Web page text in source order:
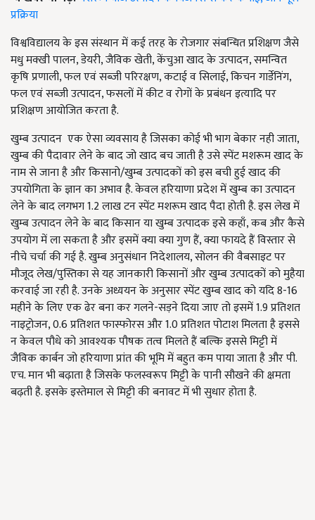
प्रक्रिया
विश्वविद्यालय के इस संस्थान में कई तरह के रोजगार संबन्धित प्रशिक्षण जैसे
मधु मक्खी पालन, डेयरी, जैविक खेती, केंचुआ खाद के उत्पादन, समन्वित
कृषि प्रणाली, फल एवं सब्जी परिरक्षण, कटाई व सिलाई, किचन गार्डेनिंग,
फल एवं सब्जी उत्पादन, फसलों में कीट व रोगों के प्रबंधन इत्यादि पर
प्रशिक्षण आयोजित करता है.
खुम्ब उत्पादन एक ऐसा व्यवसाय है जिसका कोई भी भाग बेकार नही जाता,
खुम्ब की पैदावार लेने के बाद जो खाद बच जाती है उसे स्पेंट मशरूम खाद के
नाम से जाना है और किसानो/खुम्ब उत्पादकों को इस बची हुई खाद की
उपयोगिता के ज्ञान का अभाव है. केवल हरियाणा प्रदेश में खुम्ब का उत्पादन
लेने के बाद लगभग 1.2 लाख टन स्पेंट मशरूम खाद पैदा होती है. इस लेख में
खुम्ब उत्पादन लेने के बाद किसान या खुम्ब उत्पादक इसे कहाँ, कब और कैसे
उपयोग में ला सकता है और इसमें क्या क्या गुण हैं, क्या फायदे हैं विस्तार से
नीचे चर्चा की गई है. खुम्ब अनुसंधान निदेशालय, सोलन की वैबसाइट पर
मौजूद लेख/पुस्तिका से यह जानकारी किसानों और खुम्ब उत्पादकों को मुहैया
करवाई जा रही है. उनके अध्ययन के अनुसार स्पेंट खुम्ब खाद को यदि 8-16
महीने के लिए एक ढेर बना कर गलने-सड़ने दिया जाए तो इसमें 1.9 प्रतिशत
नाइट्रोजन, 0.6 प्रतिशत फास्फोरस और 1.0 प्रतिशत पोटाश मिलता है इससे
न केवल पौधे को आवश्यक पौषक तत्व मिलते हैं बल्कि इससे मिट्टी में
जैविक कार्बन जो हरियाणा प्रांत की भूमि में बहुत कम पाया जाता है और पी.
एच. मान भी बढ़ाता है जिसके फलस्वरूप मिट्टी के पानी सौखने की क्षमता
बढ़ती है. इसके इस्तेमाल से मिट्टी की बनावट में भी सुधार होता है.